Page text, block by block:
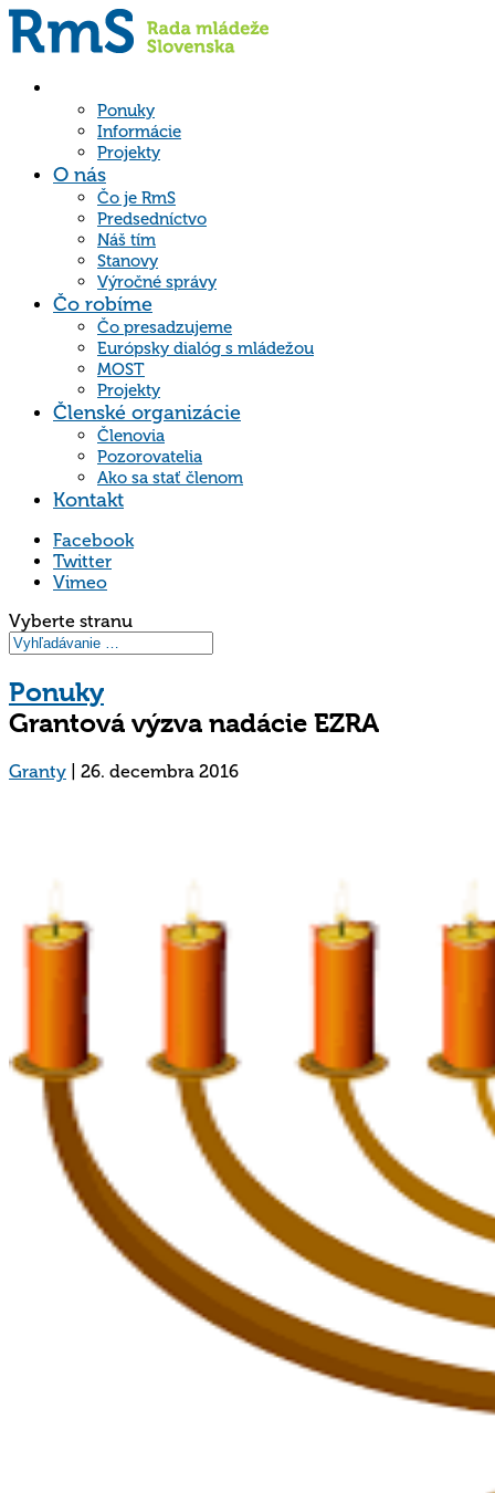
stránkaPonuky
Informácie
Projekty
O nás
Čo je RmS
Predsedníctvo
Náš tím
Stanovy
Výročné správy
Čo robíme
Čo presadzujeme
Európsky dialóg s mládežou
MOST
Projekty
Členské organizácie
Členovia
Pozorovatelia
Ako sa stať členom
Kontakt
Facebook
Twitter
Vimeo
Vyberte stranu
Ponuky
Grantová výzva nadácie EZRA
Granty 26. decembra 2016